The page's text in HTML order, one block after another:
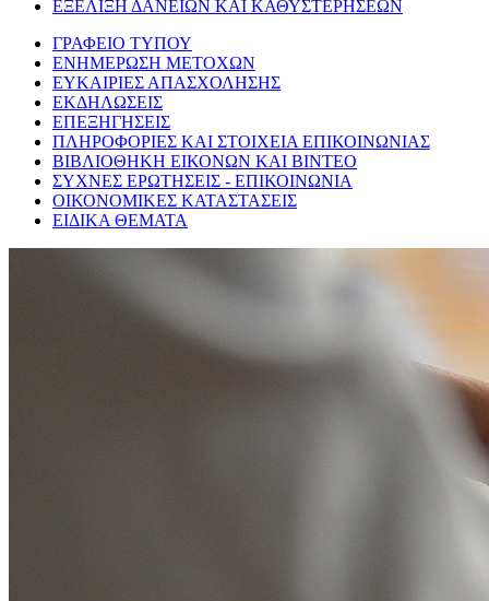
ΕΞΕΛΙΞΗ ΔΑΝΕΙΩΝ ΚΑΙ ΚΑΘΥΣΤΕΡΗΣΕΩΝ
ΓΡΑΦΕΙΟ ΤΥΠΟΥ
ΕΝΗΜΕΡΩΣΗ ΜΕΤΟΧΩΝ
ΕΥΚΑΙΡΙΕΣ ΑΠΑΣΧΟΛΗΣΗΣ
ΕΚΔΗΛΩΣΕΙΣ
ΕΠΕΞΗΓΗΣΕΙΣ
ΠΛΗΡΟΦΟΡΙΕΣ ΚΑΙ ΣΤΟΙΧΕΙΑ ΕΠΙΚΟΙΝΩΝΙΑΣ
ΒΙΒΛΙΟΘΗΚΗ ΕΙΚΟΝΩΝ ΚΑΙ ΒΙΝΤΕΟ
ΣΥΧΝΕΣ ΕΡΩΤΗΣΕΙΣ - ΕΠΙΚΟΙΝΩΝΙΑ
ΟΙΚΟΝΟΜΙΚΕΣ ΚΑΤΑΣΤΑΣΕΙΣ
ΕΙΔΙΚΑ ΘΕΜΑΤΑ